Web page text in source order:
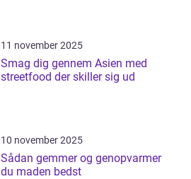
11 november 2025
Smag dig gennem Asien med
streetfood der skiller sig ud
10 november 2025
Sådan gemmer og genopvarmer
du maden bedst